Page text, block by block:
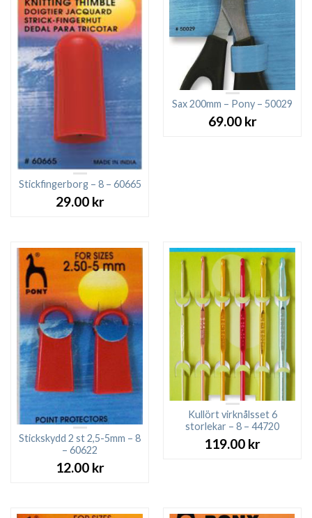
Stickfingerborg – 8 – 60665
29.00 kr
Sax 200mm – Pony – 50029
69.00 kr
Stickskydd 2 st 2,5-5mm – 8
– 60622
12.00 kr
Kullört virknålsset 6
storlekar – 8 – 44720
119.00 kr